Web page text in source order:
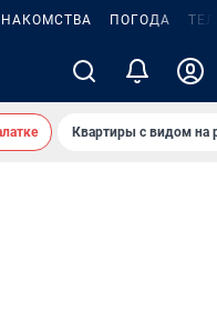
ПОГОДА
Квартиры с видом на